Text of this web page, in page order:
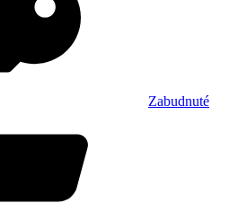
Zabudnuté